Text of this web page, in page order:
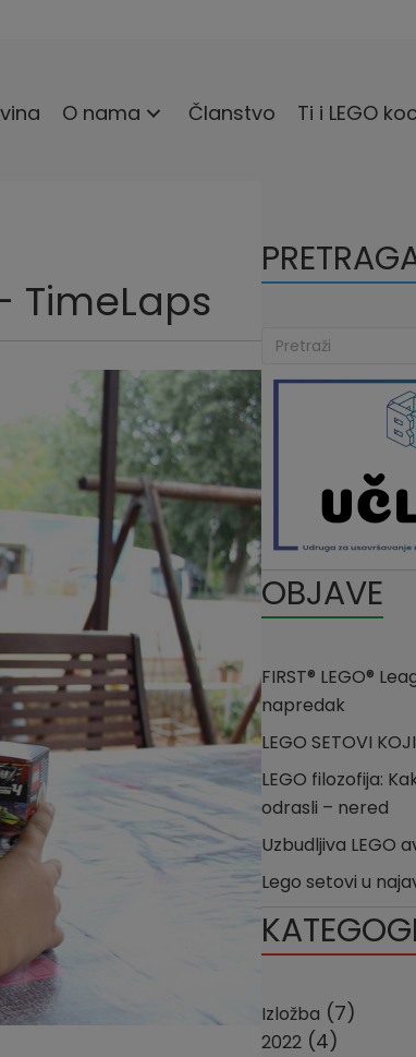
O nama Članstvo Ti i LEGO
TimeLaps
OBJAVE
FIRST® LEGO®
napredak
LEGO SETOVI
LEGO filozofija:
odrasli – nered
Uzbudljiva LEGO
Lego setovi u
Izložba (7)
2022(4)